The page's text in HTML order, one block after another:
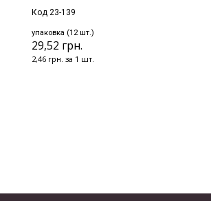
Код 23-139
упаковка (12 шт.)
29,52 грн.
2,46 грн. за 1 шт.